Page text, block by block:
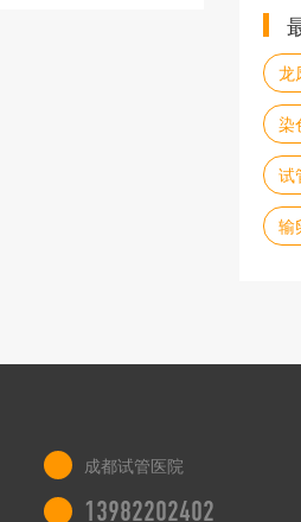
龙
染
试
输
成都试管医院
13982202402